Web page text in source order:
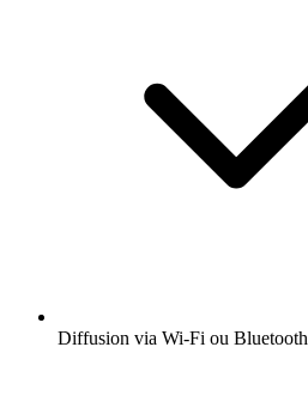
Diffusion via Wi-Fi ou Bluetooth